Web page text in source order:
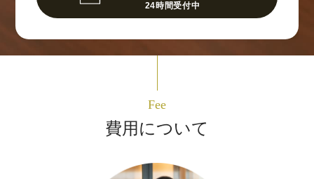
24時間受付中
Fee
費用について